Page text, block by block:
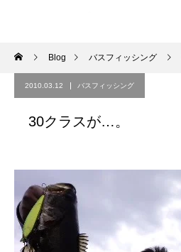
Blog バスフィッシング
2010.03.12 バスフィッシング
30クラスが…。